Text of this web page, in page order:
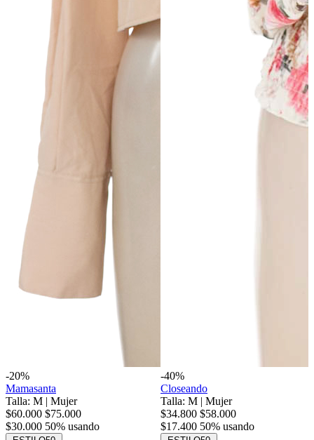
-20%
Mamasanta
Talla: M | Mujer
$60.000 $75.000
$30.000 50% usando
-40%
Closeando
Talla: M | Mujer
$34.800 $58.000
$17.400 50% usando